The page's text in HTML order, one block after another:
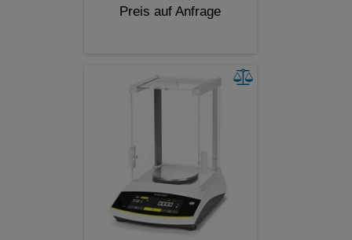
Preis auf Anfrage